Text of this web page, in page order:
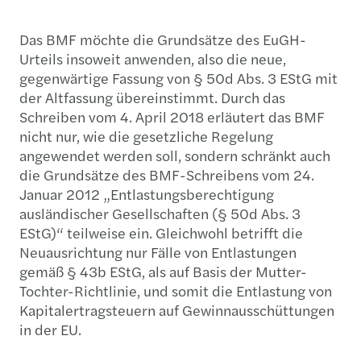
Das BMF möchte die Grundsätze des EuGH-
Urteils insoweit anwenden, also die neue,
gegenwärtige Fassung von § 50d Abs. 3 EStG mit
der Altfassung übereinstimmt. Durch das
Schreiben vom 4. April 2018 erläutert das BMF
nicht nur, wie die gesetzliche Regelung
angewendet werden soll, sondern schränkt auch
die Grundsätze des BMF-Schreibens vom 24.
Januar 2012 „Entlastungsberechtigung
ausländischer Gesellschaften (§ 50d Abs. 3
EStG)“ teilweise ein. Gleichwohl betrifft die
Neuausrichtung nur Fälle von Entlastungen
gemäß § 43b EStG, als auf Basis der Mutter-
Tochter-Richtlinie, und somit die Entlastung von
Kapitalertragsteuern auf Gewinnausschüttungen
in der EU.